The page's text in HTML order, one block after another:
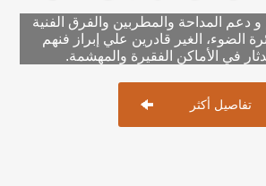
و دعم المداحة والمطربين والفرق الفنية
الضوء، الغير قادرين علي إبراز فنهم
في الأماكن الفقيرة والمهشمة.
تفاصيل أكثر